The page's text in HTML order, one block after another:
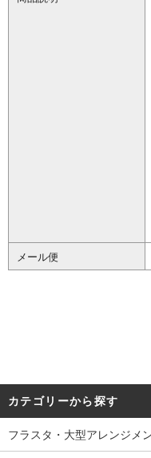
メール便
カテゴリーから探す
フラスタ・大型アレンジメ